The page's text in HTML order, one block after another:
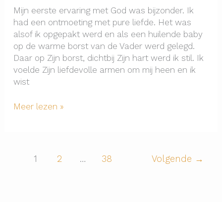
Mijn eerste ervaring met God was bijzonder. Ik
had een ontmoeting met pure liefde. Het was
alsof ik opgepakt werd en als een huilende baby
op de warme borst van de Vader werd gelegd.
Daar op Zijn borst, dichtbij Zijn hart werd ik stil. Ik
voelde Zijn liefdevolle armen om mij heen en ik
wist
Deel
Meer lezen »
1 2 … 38 Volgende →